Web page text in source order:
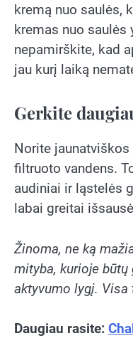
kremą nuo saulės,
kremas nuo saulės
nepamirškite, kad
jau kurį laiką
Gerkite
Norite
filtruoto vandens.
audiniai ir ląstelės
labai greitai
Žinoma, ne ką
mityba, kurioje
aktyvumo lygį. Visa
Daugiau rasite: